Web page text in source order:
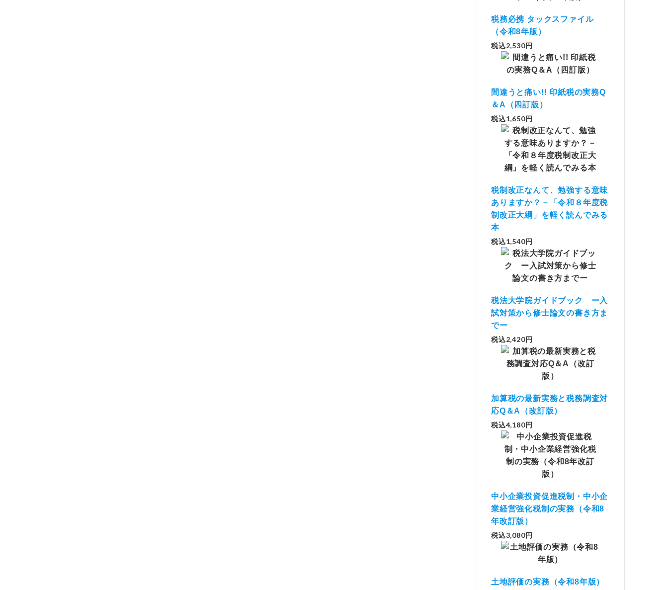
税務必携 タックスファイル
（令和8年版）
税込2,530円
間違うと痛い!! 印紙税の実務Q
＆A（四訂版）
税込1,650円
税制改正なんて、勉強する意味
ありますか？－「令和８年度税
制改正大綱」を軽く読んでみる
本
税込1,540円
税法大学院ガイドブック ー入
試対策から修士論文の書き方ま
でー
税込2,420円
加算税の最新実務と税務調査対
応Q＆A（改訂版）
税込4,180円
中小企業投資促進税制・中小企
業経営強化税制の実務（令和8
年改訂版）
税込3,080円
土地評価の実務（令和8年版）